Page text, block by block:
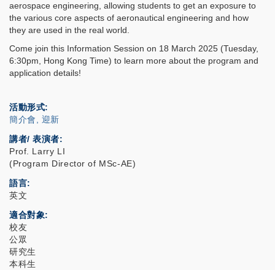
aerospace engineering, allowing students to get an exposure to
the various core aspects of aeronautical engineering and how
they are used in the real world.
Come join this Information Session on 18 March 2025 (Tuesday,
6:30pm, Hong Kong Time) to learn more about the program and
application details!
活動形式
簡介會, 迎新
講者/ 表演者:
Prof. Larry LI
(Program Director of MSc-AE)
語言
英文
適合對象
校友
公眾
研究生
本科生